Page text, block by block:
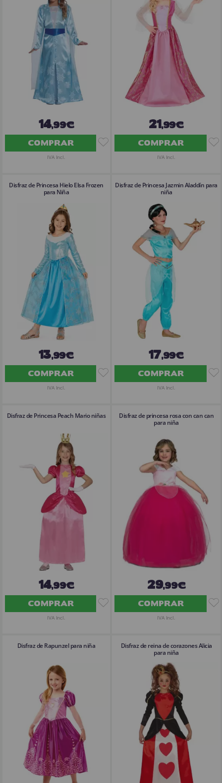
14,99€
COMPRAR
IVA Incl.
21,99€
COMPRAR
IVA Incl.
Disfraz de Princesa Hielo Elsa Frozen
para Niña
13,99€
COMPRAR
IVA Incl.
Disfraz de Princesa Jazmin Aladdín para
niña
17,99€
COMPRAR
IVA Incl.
Disfraz de Princesa Peach Mario niñas
14,99€
COMPRAR
IVA Incl.
Disfraz de princesa rosa con can can
para niña
29,99€
COMPRAR
IVA Incl.
Disfraz de Rapunzel para niña
Disfraz de reina de corazones Alicia
para niña